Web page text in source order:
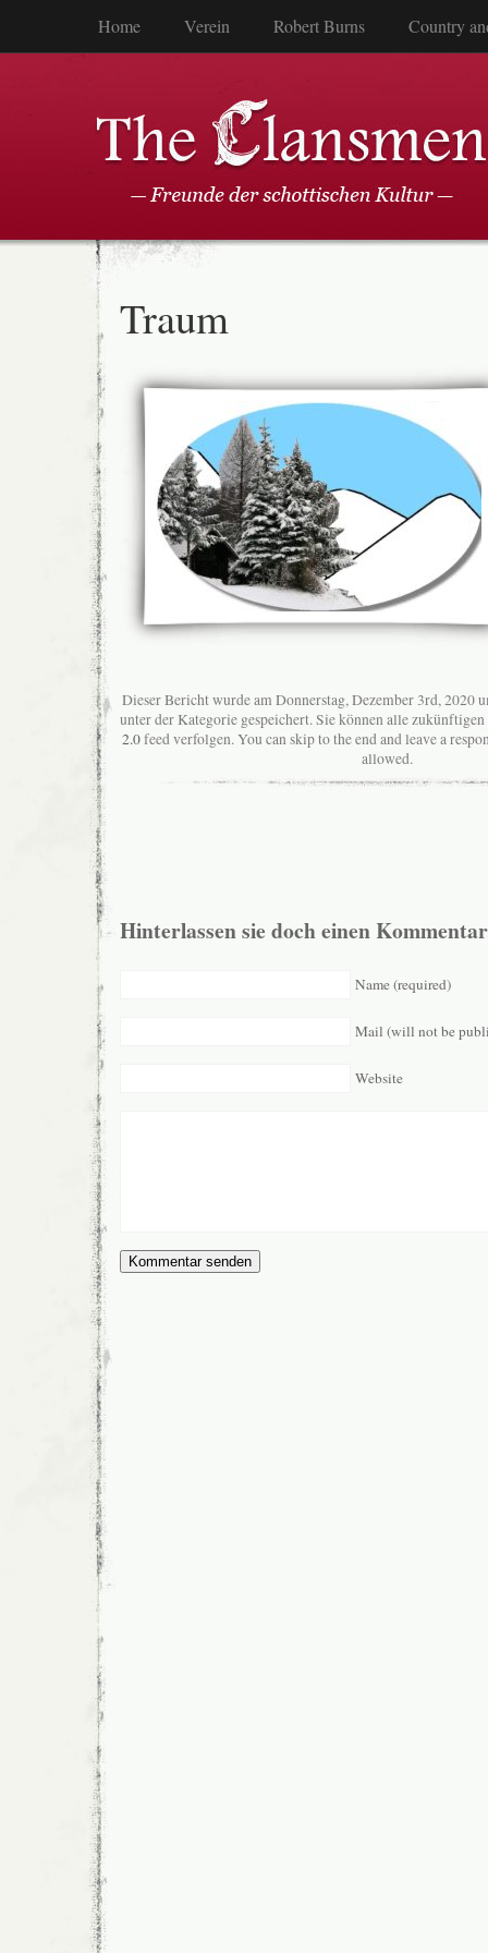
Home Verein Robert Burns Country
Traum
Dieser Bericht wurde am Donnerstag, Dezember 3rd, 2020
unter der Kategorie gespeichert. Sie können alle
2.0feed verfolgen. You can skip to the end and leave a
allowed.
Hinterlassen sie doch einen
Name (required)
Mail (will not be
Website